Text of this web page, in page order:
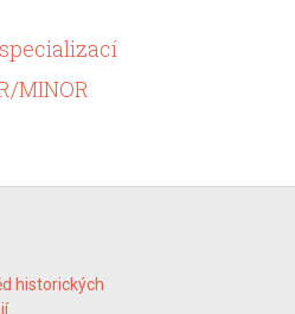
MINOR
historických